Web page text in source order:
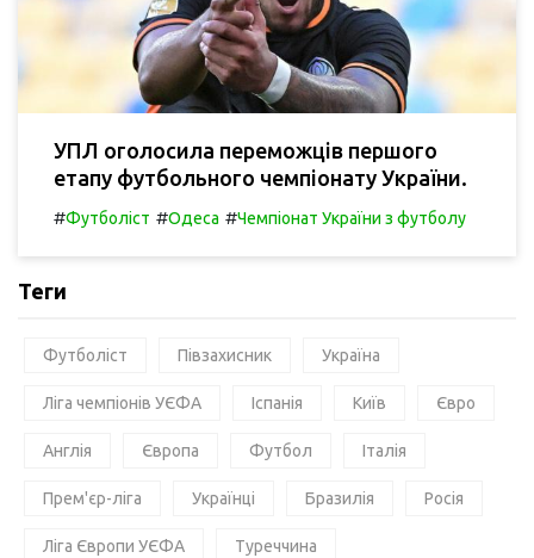
УПЛ оголосила переможців першого
етапу футбольного чемпіонату України.
#Футболіст #Одеса #Чемпіонат України з футболу
Теги
Футболіст Півзахисник Україна
Ліга чемпіонів УЄФА Іспанія Київ Євро
Англія Європа Футбол Італія
Прем'єр-ліга Українці Бразилія Росія
Ліга Європи УЄФА Туреччина